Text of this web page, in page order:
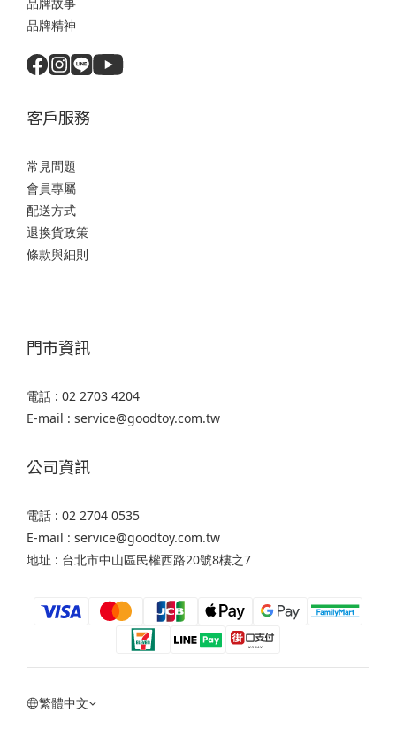
品牌精神
客戶服務
常見問題
會員專屬
配送方式
退換貨政策
條款與細則
門市資訊
電話 : 02 2703 4204
E-mail : service@goodtoy.com.tw
公司資訊
電話 : 02 2704 0535
E-mail : service@goodtoy.com.tw
地址 : 台北市中山區民權西路20號8樓之7
繁體中文